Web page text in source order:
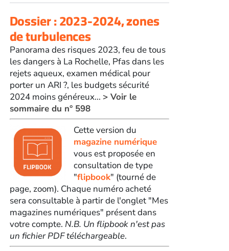
Dossier : 2023-2024, zones
de turbulences
Panorama des risques 2023, feu de tous
les dangers à La Rochelle, Pfas dans les
rejets aqueux, examen médical pour
porter un ARI ?, les budgets sécurité
2024 moins généreux... > Voir le
sommaire du n° 598
Cette version du
magazine numérique
vous est proposée en
consultation de type
"flipbook" (tourné de
page, zoom). Chaque numéro acheté
sera consultable à partir de l'onglet "Mes
magazines numériques" présent dans
votre compte. N.B. Un flipbook n'est pas
un fichier PDF téléchargeable.